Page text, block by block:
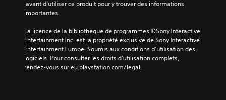
importantes.
La licence de la bibliothèque de programmes ©Sony Interactive
Entertainment Inc. est la propriété exclusive de Sony Interactive
Entertainment Europe. Soumis aux conditions d’utilisation des
logiciels. Pour consulter les droits d’utilisation complets,
rendez-vous sur eu.playstation.com/legal.